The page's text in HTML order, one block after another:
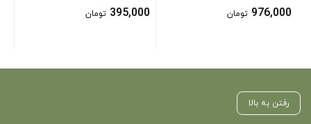
976,000 تومان 395,000 تومان
رفتن به بالا